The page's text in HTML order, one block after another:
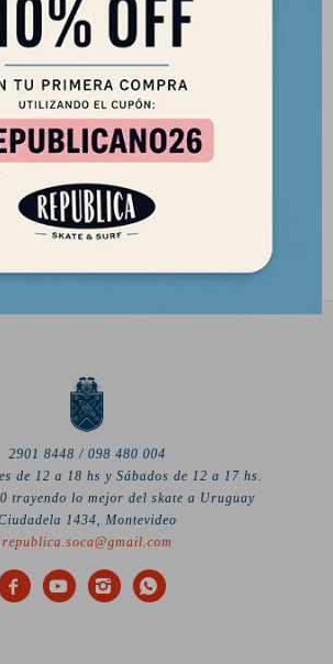
- Talle
Casco Eight Ball Celeste - Talle
S/M (+8)
2901 8448 / 098 480 004
de 12 a 18 hs y Sábados de 12 a 17 hs.
trayendo lo mejor del skate a Uruguay
1434, Montevideo
republica.soca@gmail.com
   